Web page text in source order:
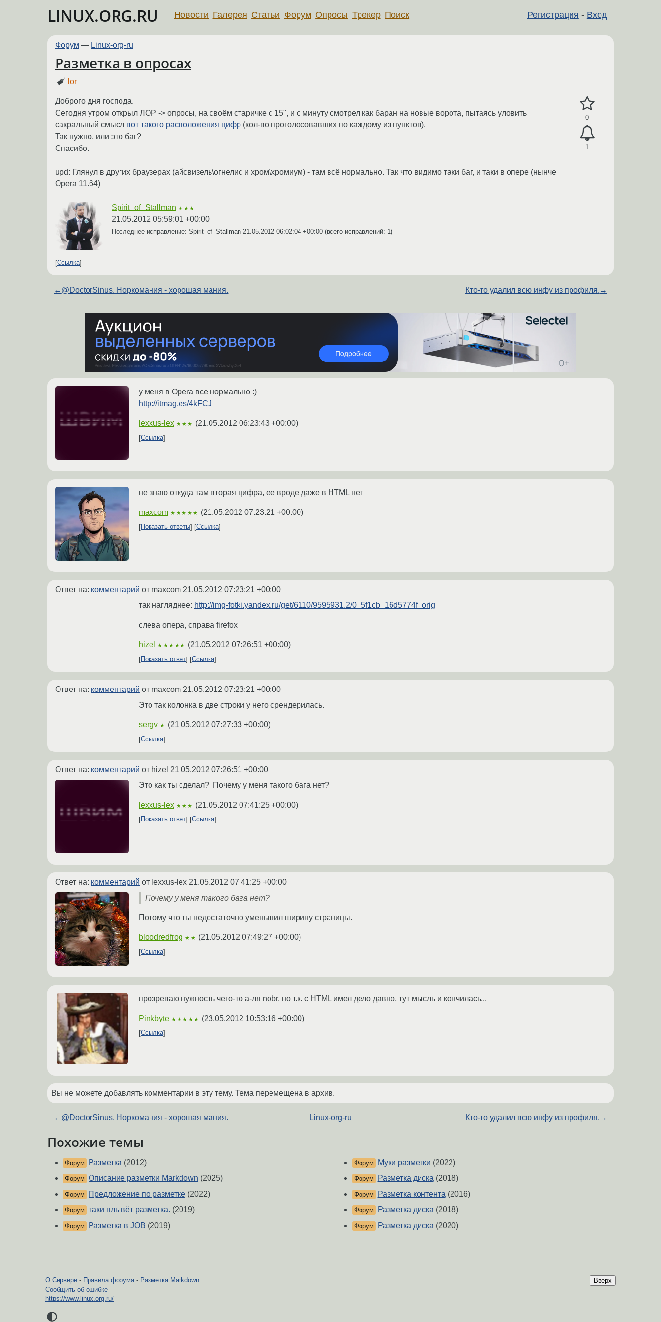
LINUX.ORG.RU Регистрация - Вход
Новости Галерея Статьи Форум Опросы Трекер Поиск
Форум — Linux-org-ru
Разметка в опросах
lor
0
1
Доброго дня господа.
Сегодня утром открыл ЛОР -> опросы, на своём старичке с 15", и с минуту смотрел как баран на новые ворота, пытаясь уловить
сакральный смысл вот такого расположения цифр (кол-во проголосовавших по каждому из пунктов).
Так нужно, или это баг?
Спасибо.
upd: Глянул в других браузерах (айсвизель\огнелис и хром\хромиум) - там всё нормально. Так что видимо таки баг, и таки в опере (нынче
Opera 11.64)
Spirit_of_Stallman ★★★
21.05.2012 05:59:01 +00:00
Последнее исправление: Spirit_of_Stallman 21.05.2012 06:02:04 +00:00 (всего исправлений: 1)
Ссылка
← @DoctorSinus. Норкомания - хорошая мания. Кто-то удалил всю инфу из профиля. →
у меня в Opera все нормально :)
http://itmag.es/4kFCJ
lexxus-lex ★★★ (21.05.2012 06:23:43 +00:00)
Ссылка
не знаю откуда там вторая цифра, ее вроде даже в HTML нет
maxcom ★★★★★ (21.05.2012 07:23:21 +00:00)
Показать ответы Ссылка
Ответ на: комментарий от maxcom 21.05.2012 07:23:21 +00:00
так нагляднее: http://img-fotki.yandex.ru/get/6110/9595931.2/0_5f1cb_16d5774f_orig
слева опера, справа firefox
hizel ★★★★★ (21.05.2012 07:26:51 +00:00)
Показать ответ Ссылка
Ответ на: комментарий от maxcom 21.05.2012 07:23:21 +00:00
Это так колонка в две строки у него срендерилась.
sergv ★ (21.05.2012 07:27:33 +00:00)
Ссылка
Ответ на: комментарий от hizel 21.05.2012 07:26:51 +00:00
Это как ты сделал?! Почему у меня такого бага нет?
lexxus-lex ★★★ (21.05.2012 07:41:25 +00:00)
Показать ответ Ссылка
Ответ на: комментарий от lexxus-lex 21.05.2012 07:41:25 +00:00
Почему у меня такого бага нет?
Потому что ты недостаточно уменьшил ширину страницы.
bloodredfrog ★★ (21.05.2012 07:49:27 +00:00)
Ссылка
прозреваю нужность чего-то а-ля nobr, но т.к. с HTML имел дело давно, тут мысль и кончилась...
Pinkbyte ★★★★★ (23.05.2012 10:53:16 +00:00)
Ссылка
Вы не можете добавлять комментарии в эту тему. Тема перемещена в архив.
← @DoctorSinus. Норкомания - хорошая мания. Linux-org-ru Кто-то удалил всю инфу из профиля. →
Похожие темы
Форум Разметка (2012)
Форум Описание разметки Markdown (2025)
Форум Предложение по разметке (2022)
Форум таки плывёт разметка. (2019)
Форум Разметка в JOB (2019)
Форум Муки разметки (2022)
Форум Разметка диска(2018)
Форум Разметка контента(2016)
Форум Разметка диска(2018)
Форум Разметка диска(2020)
Вверх
О Сервере - Правила форума- Разметка Markdown
Сообщить об ошибке
https://www.linux.org.ru/